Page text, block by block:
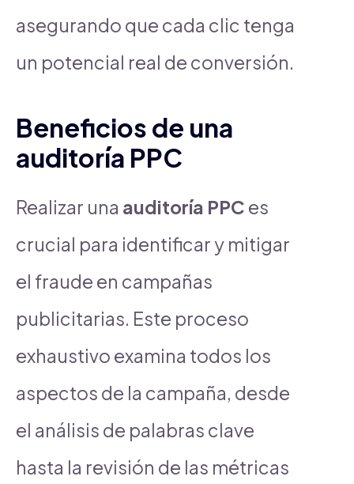
asegurando que cada clic tenga
un potencial real de conversión.
Beneficios de una
auditoría PPC
Realizar una auditoría PPC es
crucial para identificar y mitigar
el fraude en campañas
publicitarias. Este proceso
exhaustivo examina todos los
aspectos de la campaña, desde
el análisis de palabras clave
hasta la revisión de las métricas